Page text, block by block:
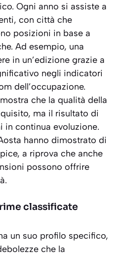
Ogni anno si assiste a
con città che
posizioni in base a
Ad esempio, una
in un’edizione grazie a
negli indicatori
dell’occupazione.
che la qualità della
ma il risultato di
in continua evoluzione.
hanno dimostrato di
a riprova che anche
possono offrire
classificate
un suo profilo specifico,
che la